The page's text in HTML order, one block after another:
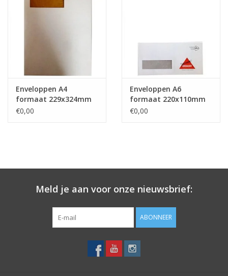
Enveloppen A4
formaat 229x324mm
€0,00
Enveloppen A6
formaat 220x110mm
€0,00
Meld je aan voor onze nieuwsbrief:
ABONNEER